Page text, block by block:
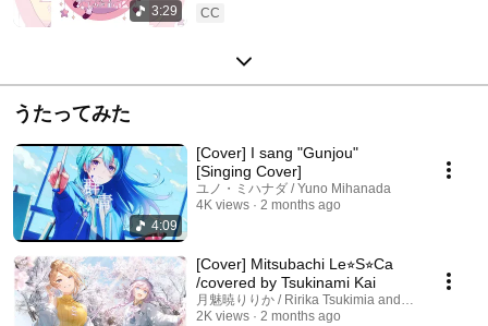
3:29
CC
うたってみた
4:09
[Cover] I sang "Gunjou"
[Singing Cover]
ユノ・ミハナダ / Yuno Mihanada
4K views
2 months ago
[Cover] Mitsubachi Le⭐︎S⭐︎Ca
/covered by Tsukinami Kai
月魅暁りりか / Ririka Tsukimia and 2 more
2K views
2 months ago